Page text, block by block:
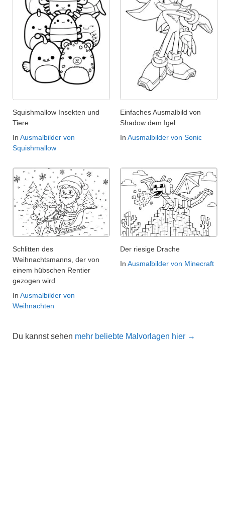
Squishmallow Insekten und
Tiere
In Ausmalbilder von
Squishmallow
Einfaches Ausmalbild von
Shadow dem Igel
In Ausmalbilder von Sonic
Schlitten des
Weihnachtsmanns, der von
einem hübschen Rentier
gezogen wird
In Ausmalbilder von
Weihnachten
Der riesige Drache
In Ausmalbilder von Minecraft
Du kannst sehen mehr beliebte Malvorlagen hier →